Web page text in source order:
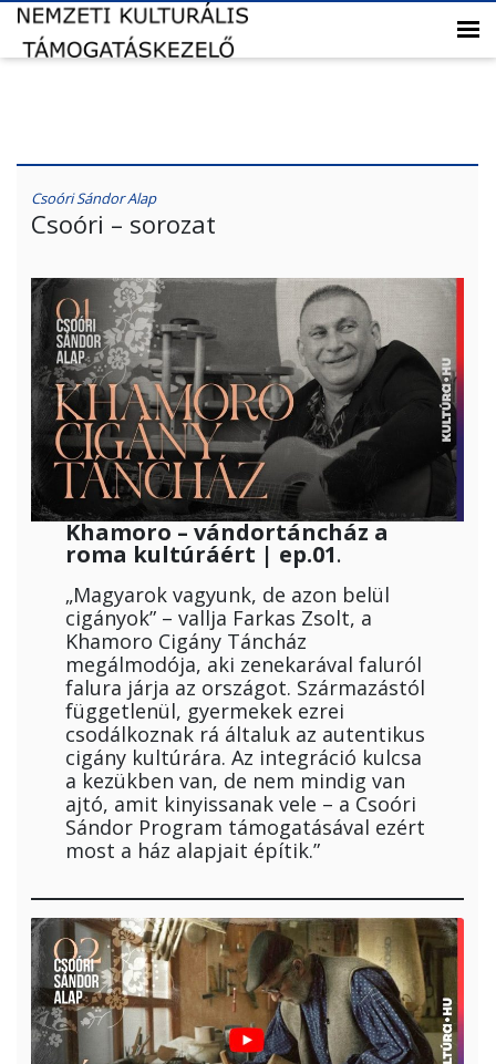
Csoóri Sándor Alap
Csoóri – sorozat
Khamoro – vándortáncház a
roma kultúráért | ep.01.
„Magyarok vagyunk, de azon belül
cigányok” – vallja Farkas Zsolt, a
Khamoro Cigány Táncház
megálmodója, aki zenekarával faluról
falura járja az országot. Származástól
függetlenül, gyermekek ezrei
csodálkoznak rá általuk az autentikus
cigány kultúrára. Az integráció kulcsa
a kezükben van, de nem mindig van
ajtó, amit kinyissanak vele – a Csoóri
Sándor Program támogatásával ezért
most a ház alapjait építik.”